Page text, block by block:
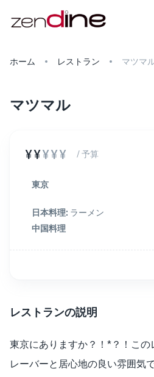
ホーム レストラン マツマ
マツマル
¥¥¥¥¥ / 予算
東京
日本料理: ラーメン
中国料理
レストランの説明
東京にありますか？！*？！この
レーバーと居心地の良い雰囲気